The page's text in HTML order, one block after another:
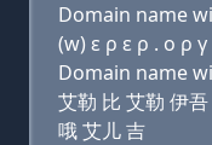
Domain name
(w) ε ρ ε ρ . ο ρ γ
Domain name
艾勒 比 艾勒 伊
哦 艾儿 吉